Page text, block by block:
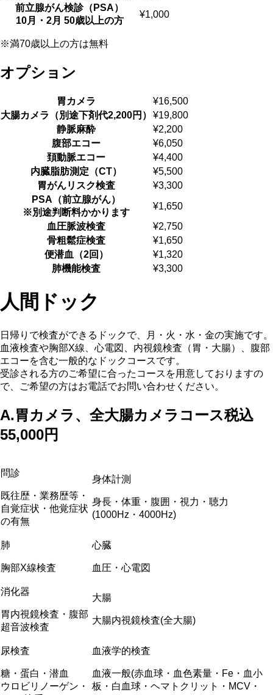
前⽴腺がん検診（PSA）
10⽉・2⽉ 50歳以上の⽅
¥1,000
※満70歳以上の⽅は無料
オプション
胃カメラ
¥16,500
大腸カメラ（別途下剤代2,200円）
¥19,800
静脈⿇酔
¥2,200
腹部エコー
¥6,050
頚動脈エコー
¥4,400
内臓脂肪測定（CT）
¥5,500
胃がんリスク検査
¥3,300
PSA（前立腺がん）
※別途判断料かかります
¥1,650
⾎圧脈波検査
¥2,750
⾻粗鬆症検査
¥1,650
便潜血（2回）
¥1,320
肺機能検査
¥3,300
人間ドック
日帰りで検査ができるドックで、月・火・水・金の実施です。
血液検査や胸部X線、心電図、内視鏡検査（胃・大腸）、腹部
エコーを含む一般的なドックコースです。
受診される方のご希望に合ったコースを用意しておりますの
で、ご希望の方はお電話でお問い合わせください。
A.胃カメラ、全大腸カメラコース税込
55,000円
問診
既往歴・業務歴等・
自覚症状・他覚症状
の有無
身体計測
身長・体重・腹囲・視力・聴力
(1000Hz・4000Hz)
肺
胸部X線検査
心臓
血圧・心電図
消化器
胃内視鏡検査・腹部
超音波検査
大腸
大腸内視鏡検査(全大腸)
尿検査
糖・蛋白・潜血
ウロビリノーゲン・
血液学的検査
血液一般(赤血球・血色素量・Fe・血小
板・白血球・ヘマトクリット・MCV・